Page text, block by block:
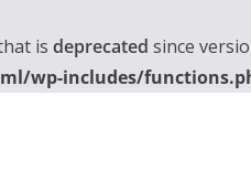
is deprecated since
wp-includes/